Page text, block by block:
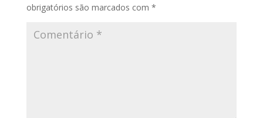
obrigatórios são marcados com *